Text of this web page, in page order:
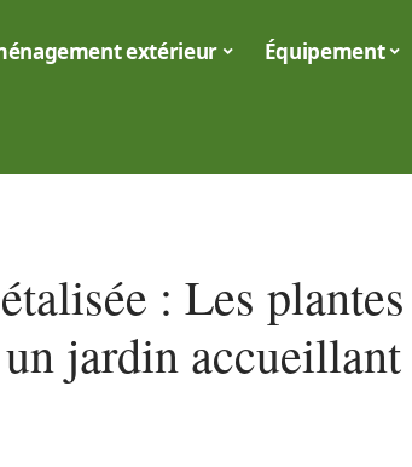
extérieur Équipement
: Les plantes
jardin accueillant